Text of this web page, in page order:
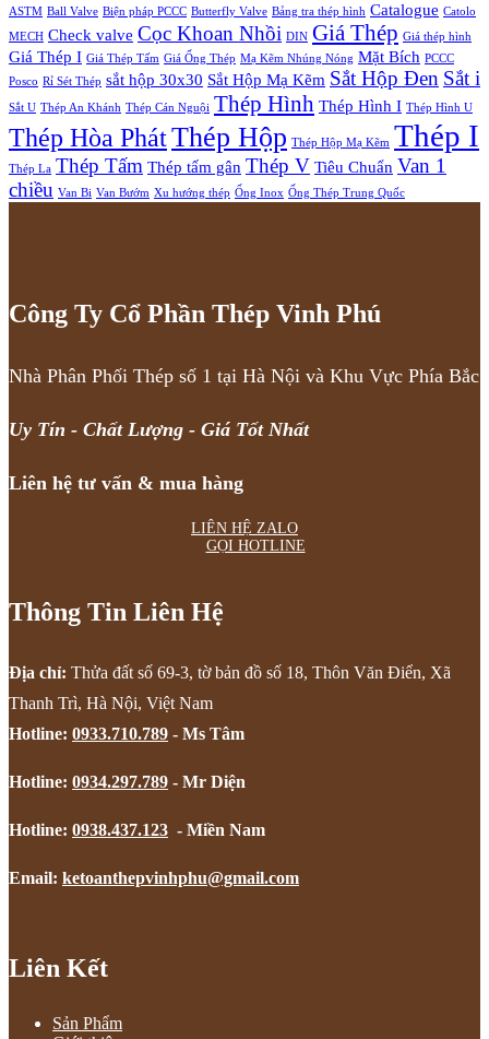
ASTM Ball Valve Biện pháp PCCC Butterfly Valve Bảng tra thép hình Catalogue Catolo
MECH Check valve Cọc Khoan Nhồi DIN Giá Thép Giá thép hình
Giá Thép I Giá Thép Tấm Giá Ống Thép Mạ Kẽm Nhúng Nóng Mặt Bích PCCC
Posco Rỉ Sét Thép sắt hộp 30x30 Sắt Hộp Mạ Kẽm Sắt Hộp Đen Sắt i
Sắt U Thép An Khánh Thép Cán Nguội Thép Hình Thép Hình I Thép Hình U
Thép Hòa PhátThép Hộp Thép Hộp Mạ Kẽm Thép I
Thép La Thép Tấm Thép tấm gân Thép V Tiêu Chuẩn Van 1
chiều Van Bi Van Bướm Xu hướng thép Ống Inox Ống Thép Trung Quốc
Công Ty Cổ Phần Thép Vinh Phú
Nhà Phân Phối Thép số 1 tại Hà Nội và Khu Vực Phía Bắc
Uy Tín - Chất Lượng - Giá Tốt Nhất
Liên hệ tư vấn & mua hàng
LIÊN HỆ ZALO
GỌI HOTLINE
Thông Tin Liên Hệ
Địa chỉ: Thửa đất số 69-3, tờ bản đồ số 18, Thôn Văn Điển, Xã
Thanh Trì, Hà Nội, Việt Nam
Hotline: 0933.710.789 - Ms Tâm
Hotline: 0934.297.789 - Mr Diện
Hotline: 0938.437.123 - Miền Nam
Email: ketoanthepvinhphu@gmail.com
Liên Kết
Sản Phẩm